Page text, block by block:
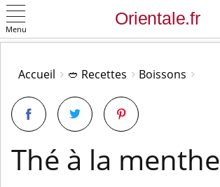
Menu
Accueil 🥙 Recettes Boissons
Thé à la menthe